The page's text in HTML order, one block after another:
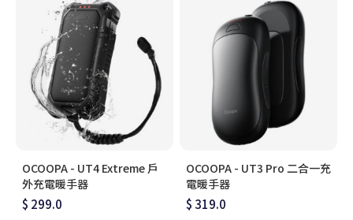
OCOOPA - UT4 Extreme 戶
外充電暖手器
$ 299.0
OCOOPA - UT3 Pro 二合一充
電暖手器
$ 319.0